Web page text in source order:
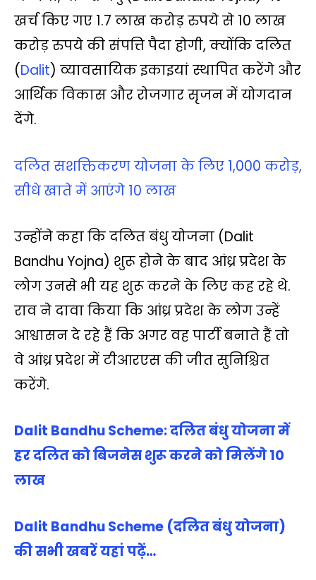
खर्च किए गए 1.7 लाख करोड़ रुपये से 10 लाख
करोड़ रुपये की संपत्ति पैदा होगी, क्योंकि दलित
(Dalit) व्यावसायिक इकाइयां स्थापित करेंगे और
आर्थिक विकास और रोजगार सृजन में योगदान
देंगे.
दलित सशक्तिकरण योजना के लिए 1,000 करोड़,
सीधे खाते में आएंगे 10 लाख
उन्होंने कहा कि दलित बंधु योजना (Dalit
Bandhu Yojna) शुरू होने के बाद आंध्र प्रदेश के
लोग उनसे भी यह शुरू करने के लिए कह रहे थे.
राव ने दावा किया कि आंध्र प्रदेश के लोग उन्हें
आश्वासन दे रहे हैं कि अगर वह पार्टी बनाते हैं तो
वे आंध्र प्रदेश में टीआरएस की जीत सुनिश्चित
करेंगे.
Dalit Bandhu Scheme: दलित बंधु योजना में
हर दलित को बिजनेस शुरू करने को मिलेंगे 10
लाख
Dalit Bandhu Scheme (दलित बंधु योजना)
की सभी खबरें यहां पढ़ें…